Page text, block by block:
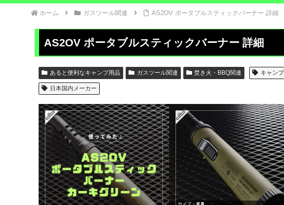
ホーム ガスツール関連 AS2OV ポータブルスティックバーナー 詳細
AS2OV ポータブルスティックバーナー 詳細
あると便利なキャンプ用品
ガスツール関連 焚き火・BBQ関連 キャン
日本国内メーカー